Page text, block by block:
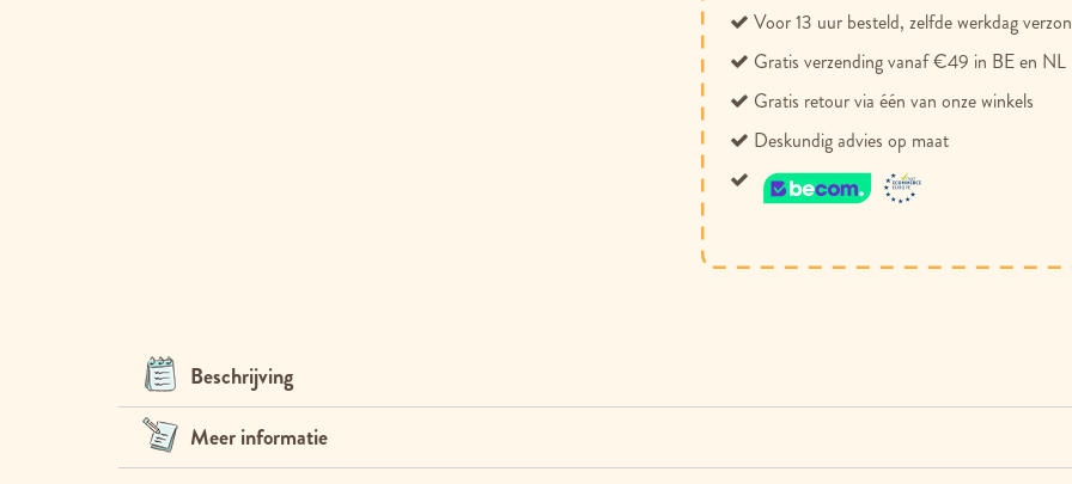
Voor 13 uur besteld, zelfde werkdag
Gratis verzending vanaf €49 in BE en NL
Gratis retour via één van onze winkels
Deskundig advies op maat
Beschrijving
Meer informatie